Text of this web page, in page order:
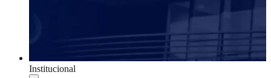
Institucional